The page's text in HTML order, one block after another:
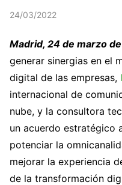
24/03/2022
Madrid, 24 de marzo
generar sinergias en el
digital de las empresas,
internacional de
nube, y la consultora
un acuerdo estratégico
potenciar la
mejorar la experiencia
de la transformación